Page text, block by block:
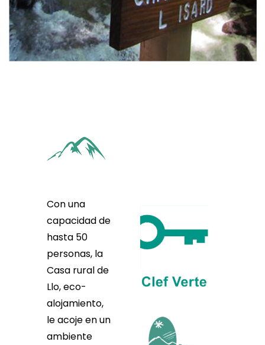
Con una
capacidadde
hasta 50
personas, la
Casa rural de
Llo, eco-
alojamiento,
le acoje en un
ambiente